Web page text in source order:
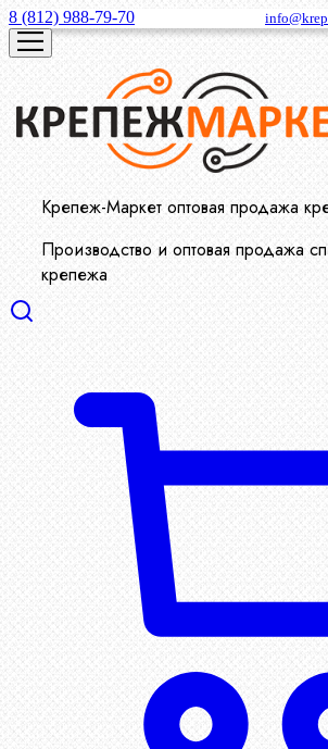
8 (812) 988-79-70
Крепеж-Маркет оптовая продажа
Производство и оптовая продажа
крепежа